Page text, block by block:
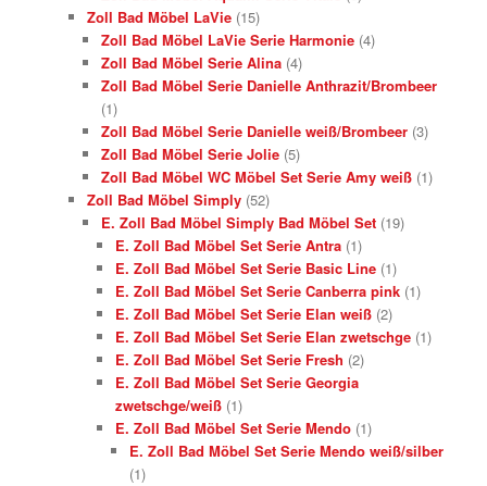
Zoll Bad Möbel LaVie (15)
Zoll Bad Möbel LaVie Serie Harmonie (4)
Zoll Bad Möbel Serie Alina (4)
Zoll Bad Möbel Serie Danielle Anthrazit/Brombeer
(1)
Zoll Bad Möbel Serie Danielle weiß/Brombeer (3)
Zoll Bad Möbel Serie Jolie (5)
Zoll Bad Möbel WC Möbel Set Serie Amy weiß (1)
Zoll Bad Möbel Simply (52)
E. Zoll Bad Möbel Simply Bad Möbel Set (19)
E. Zoll Bad Möbel Set Serie Antra (1)
E. Zoll Bad Möbel Set Serie Basic Line (1)
E. Zoll Bad Möbel Set Serie Canberra pink (1)
E. Zoll Bad Möbel Set Serie Elan weiß (2)
E. Zoll Bad Möbel Set Serie Elan zwetschge (1)
E. Zoll Bad Möbel Set Serie Fresh (2)
E. Zoll Bad Möbel Set Serie Georgia
zwetschge/weiß (1)
E. Zoll Bad Möbel Set Serie Mendo (1)
E. Zoll Bad Möbel Set Serie Mendo weiß/silber
(1)